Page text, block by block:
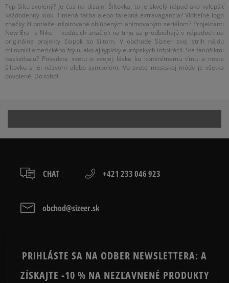
Typ šiltu zvolený? Je čas na dizajn! Šiltovka, to je skvelý nápad ako vylepšiť
každodenný look. Tlmená farba alebo farebná extravagancia? Viditeľné logo
značky či potlače inšpirované obľúbeným animovaným seriálom? Projektanti
New Era a Nike - vedúcich značiek na trhu sa predbiehajú v nápadoch na
originálne projekty čiapok so šiltom. V obchode Sizeer svoj strih nájdu
milovníci amerického štýlu, ako aj typicky európskych inšpirácií. Ste fanúšikmi
basketbalu? Povedzte svetu o svojej láske ku konkrétnemu tímu a noste
šiltovku s jej názvom alebo symbolom. Vo svete mestskej módy je všetko
dovolené. Do toho!
CHAT +421 233 046 923
obchod@sizeer.sk
PRIHLÁSTE SA NA ODBER NEWSLETTERA: A
ZÍSKAJTE -10 % NA NEZĽAVNENÉ PRODUKTY